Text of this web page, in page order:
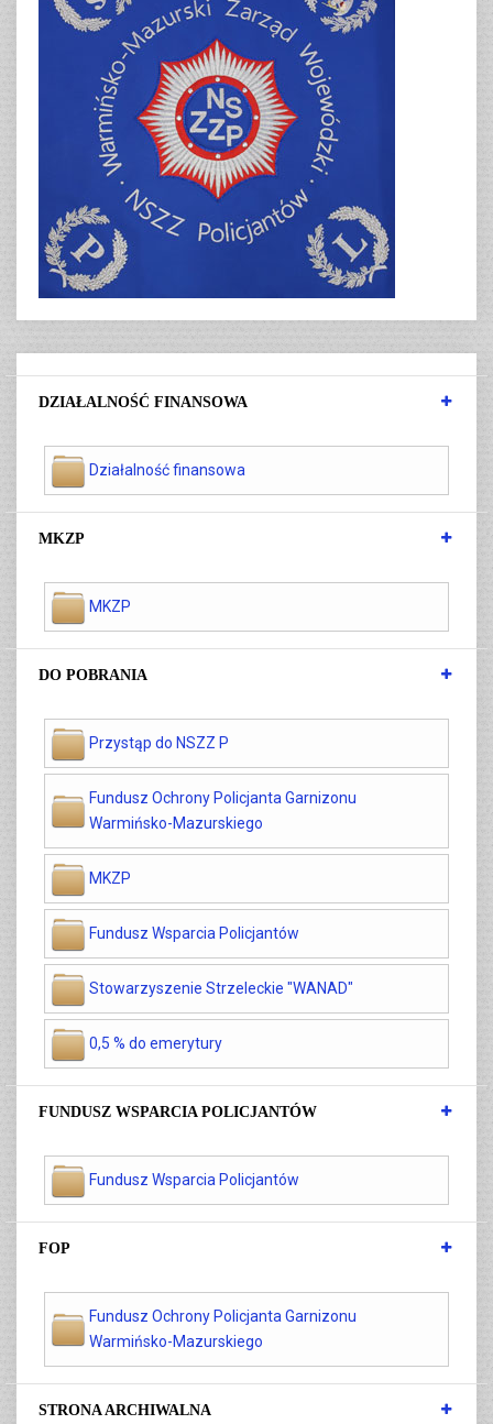
DZIAŁALNOŚĆ FINANSOWA
Działalność finansowa
MKZP
MKZP
DO POBRANIA
Przystąp do NSZZ P
Fundusz Ochrony Policjanta Garnizonu
Warmińsko-Mazurskiego
MKZP
Fundusz Wsparcia Policjantów
Stowarzyszenie Strzeleckie "WANAD"
0,5 % do emerytury
FUNDUSZ WSPARCIA POLICJANTÓW
Fundusz Wsparcia Policjantów
FOP
Fundusz Ochrony Policjanta Garnizonu
Warmińsko-Mazurskiego
STRONA ARCHIWALNA